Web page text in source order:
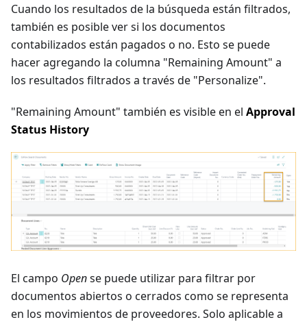
Cuando los resultados de la búsqueda están filtrados,
también es posible ver si los documentos
contabilizados están pagados o no. Esto se puede
hacer agregando la columna "Remaining Amount" a
los resultados filtrados a través de "Personalize".
"Remaining Amount" también es visible en el Approval
Status History
El campo Opense puede utilizar para filtrar por
documentos abiertos o cerrados como se representa
en los movimientos de proveedores. Solo aplicable a